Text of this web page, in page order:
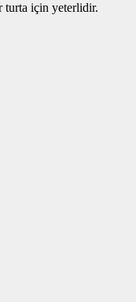
için yeterlidir.